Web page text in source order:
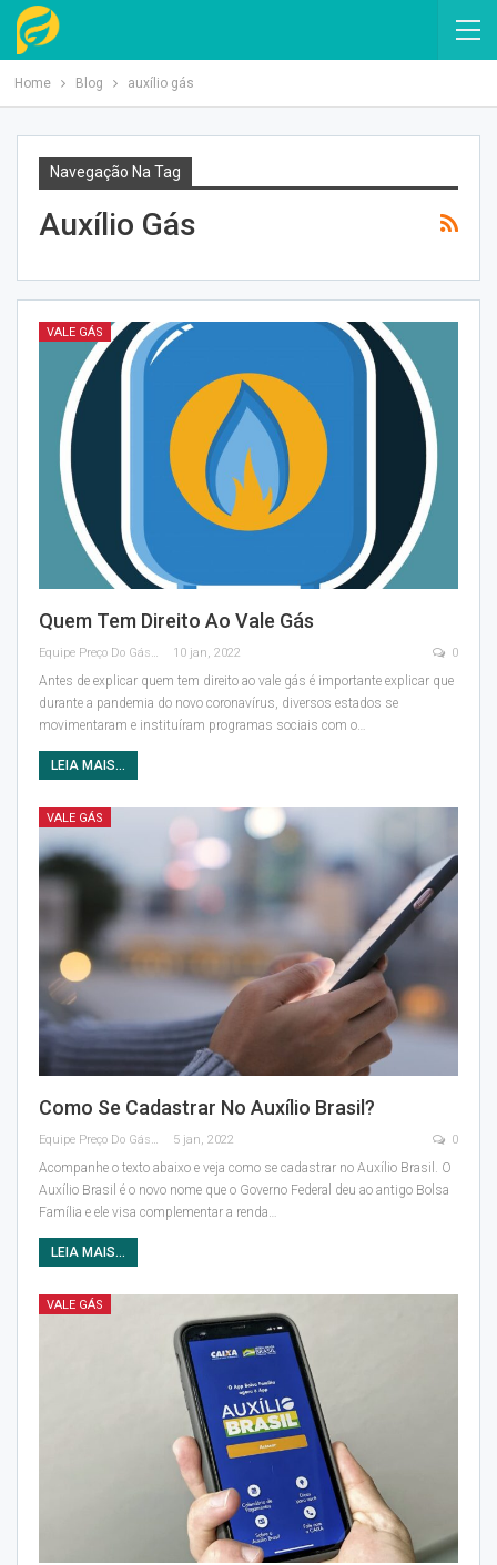
Home Blog auxílio gás
Navegação Na Tag
Auxílio Gás
VALE GÁS
Quem Tem Direito Ao Vale Gás
Equipe Preço Do Gás 10 jan, 2022 0
Antes de explicar quem tem direito ao vale gás é importante explicar que
durante a pandemia do novo coronavírus, diversos estados se
movimentaram e instituíram programas sociais com o…
LEIA MAIS...
VALE GÁS
Como Se Cadastrar No Auxílio Brasil?
Equipe Preço Do Gás 5 jan, 2022 0
Acompanhe o texto abaixo e veja como se cadastrar no Auxílio Brasil. O
Auxílio Brasil é o novo nome que o Governo Federal deu ao antigo Bolsa
Família e ele visa complementar a renda…
LEIA MAIS...
VALE GÁS